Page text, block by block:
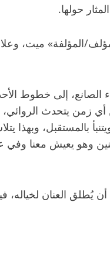
حولها.
المؤلفة» ميت،
الصانع، إلى خطوط
زمن يتحدث
بالمستقبل، وبهذا
وهو يعيش معنا
يُطلق العنان